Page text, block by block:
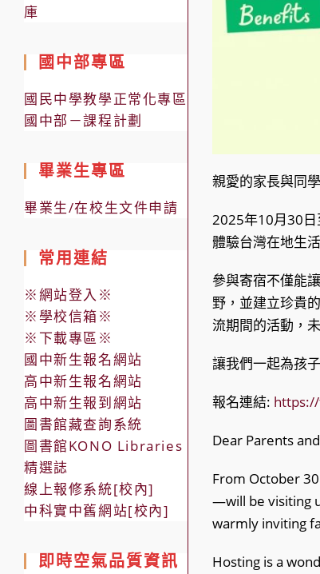
親愛的家長與同學
2025年10月30
體驗台灣在地生
參與寄宿不僅能
野，並建立珍貴
流期間的活動，
讓我們一起為孩
報名連結: https://
Dear Parents
From October
—will be visiting
warmly inviting
Hosting is a
庫
國中部專區
國民中學教學正常化專區
國中部－課程計劃
畢業生專區
畢業生/在校生文件申請
常用連結
※網站登入※
※學校信箱※
※下載專區※
國中新生報名網站
高中新生報名網站
高中新生報到網站
圖書館藏查詢系統
圖書館KONO Libraries
精選誌
線上報修系統[校內]
中科實中舊網站[校內]
即時空氣品質資訊